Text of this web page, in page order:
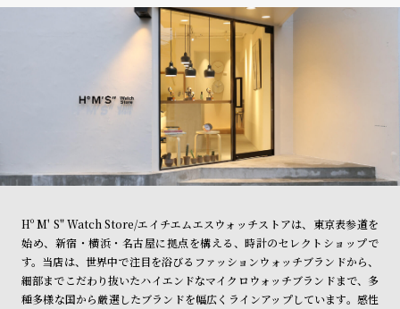
Hº M' S" Watch Store/エイチエムエスウォッチストアは、東京表参道を
始め、新宿・横浜・名古屋に拠点を構える、時計のセレクトショップで
す。当店は、世界中で注目を浴びるファッションウォッチブランドから、
細部までこだわり抜いたハイエンドなマイクロウォッチブランドまで、多
種多様な国から厳選したブランドを幅広くラインアップしています。感性